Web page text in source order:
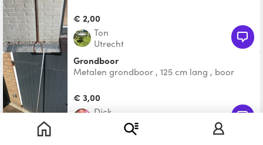
€ 2,00
Ton
Utrecht
Grondboor
Metalen grondboor , 125 cm lang , boor
€ 3,00
Dick
Zwanenburg